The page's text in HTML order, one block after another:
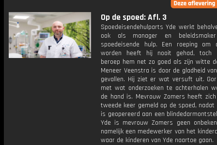
Op de spoed: Afl. 3
Spoedeisendehulparts Yde werkt
ook als manager en
spoedeisende hulp. Een roeping om
worden heeft hij nooit gehad, toch
beroep hem net zo goed als zijn witte
Meneer Veenstra is door de gladheid
gevallen. Hij ziet er wat versuft uit.
met wat onderzoeken te achterhalen
de hand is. Mevrouw Zomers heeft
tweede keer gemeld op de spoed, nadat
is geopereerd aan een
Yde is mevrouw Zomers geen
namelijk een medewerker van het
waar de kinderen van Yde naartoe gaan.